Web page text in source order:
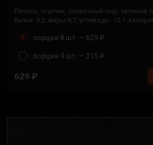
Лосось, огурчик, сливочный сыр, зеленый
белки- 9,2; жиры-8,7, углеводы -12,1.
порция 8 шт. — 629 ₽
порция 4 шт. — 315 ₽
629 ₽